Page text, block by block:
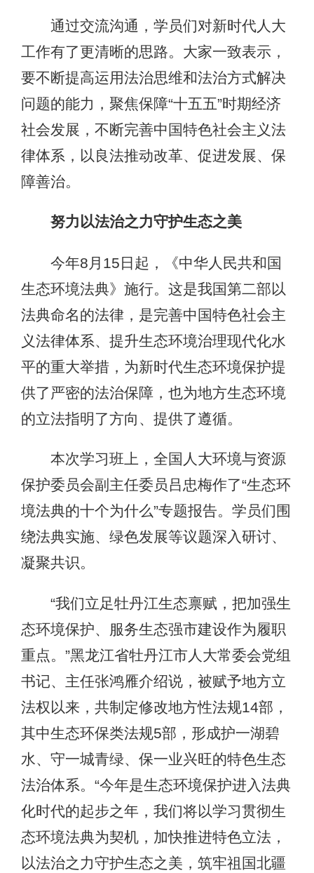
通过交流沟通，学员们对新时代人大
工作有了更清晰的思路。大家一致表示，
要不断提高运用法治思维和法治方式解决
问题的能力，聚焦保障“十五五”时期经济
社会发展，不断完善中国特色社会主义法
律体系，以良法推动改革、促进发展、保
障善治。
努力以法治之力守护生态之美
今年8月15日起，《中华人民共和国
生态环境法典》施行。这是我国第二部以
法典命名的法律，是完善中国特色社会主
义法律体系、提升生态环境治理现代化水
平的重大举措，为新时代生态环境保护提
供了严密的法治保障，也为地方生态环境
的立法指明了方向、提供了遵循。
本次学习班上，全国人大环境与资源
保护委员会副主任委员吕忠梅作了“生态环
境法典的十个为什么”专题报告。学员们围
绕法典实施、绿色发展等议题深入研讨、
凝聚共识。
“我们立足牡丹江生态禀赋，把加强生
态环境保护、服务生态强市建设作为履职
重点。”黑龙江省牡丹江市人大常委会党组
书记、主任张鸿雁介绍说，被赋予地方立
法权以来，共制定修改地方性法规14部，
其中生态环保类法规5部，形成护一湖碧
水、守一城青绿、保一业兴旺的特色生态
法治体系。“今年是生态环境保护进入法典
化时代的起步之年，我们将以学习贯彻生
态环境法典为契机，加快推进特色立法，
以法治之力守护生态之美，筑牢祖国北疆